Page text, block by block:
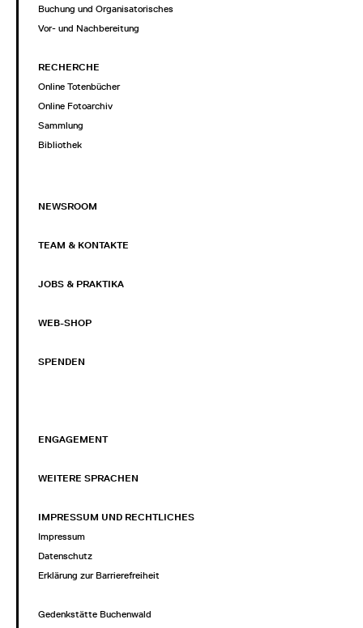
Buchung und Organisatorisches
Vor- und Nachbereitung
RECHERCHE
Online Totenbücher
Online Fotoarchiv
Sammlung
Bibliothek
NEWSROOM
TEAM & KONTAKTE
JOBS & PRAKTIKA
WEB-SHOP
SPENDEN
ENGAGEMENT
WEITERE SPRACHEN
IMPRESSUM UND RECHTLICHES
Impressum
Datenschutz
Erklärung zur Barrierefreiheit
Gedenkstätte Buchenwald